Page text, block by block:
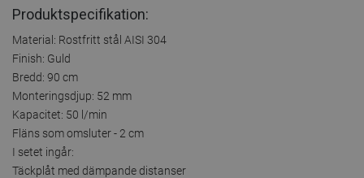
Produktspecifikation:
Material: Rostfritt stål AISI 304
Finish: Guld
Bredd: 90 cm
Monteringsdjup: 52 mm
Kapacitet: 50 l/min
Fläns som omsluter - 2 cm
I setet ingår:
Täckplåt med dämpande distanser